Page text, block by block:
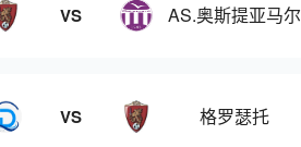
VS AS.奥斯提亚马尔
VS 格罗瑟托